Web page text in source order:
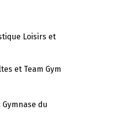
Loisirs et
et Team Gym
Gymnase du